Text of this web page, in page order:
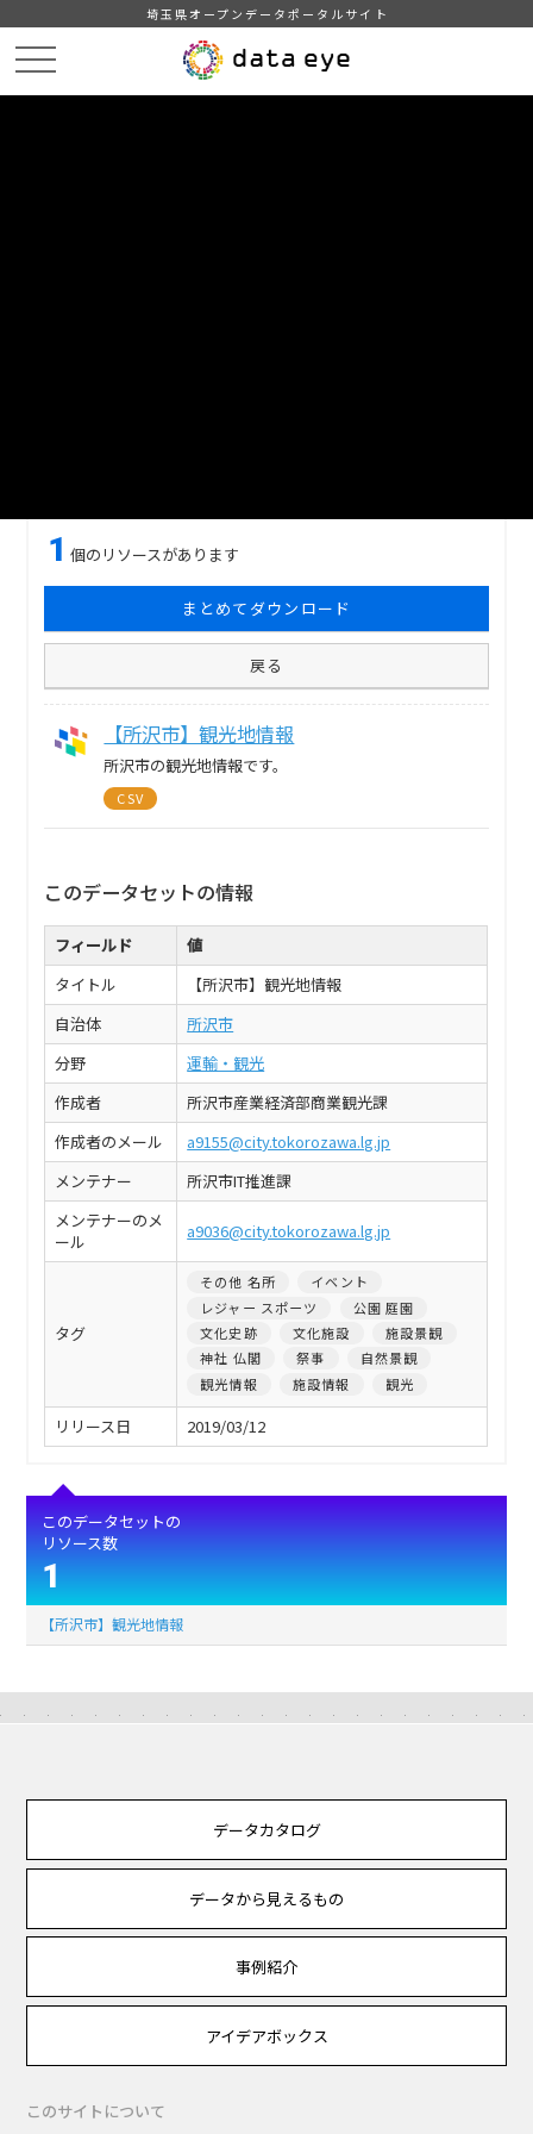
埼玉県オープンデータポータルサイト
1 個のリソースがあります
まとめてダウンロード
戻る
【所沢市】観光地情報
所沢市の観光地情報です。
CSV
このデータセットの情報
フィールド
値
タイトル
【所沢市】観光地情報
自治体
所沢市
分野
運輸・観光
作成者
所沢市産業経済部商業観光課
作成者のメール
a9155@city.tokorozawa.lg.jp
メンテナー
所沢市IT推進課
メンテナーのメ
ール
a9036@city.tokorozawa.lg.jp
タグ
その他 名所
イベント
レジャー スポーツ
公園 庭園
文化史跡
文化施設
施設景観
神社 仏閣
祭事
自然景観
観光情報
施設情報 観光
リリース日 2019/03/12
このデータセットの
リソース数
1
【所沢市】観光地情報
データカタログ
データから見えるもの
事例紹介
アイデアボックス
このサイトについて